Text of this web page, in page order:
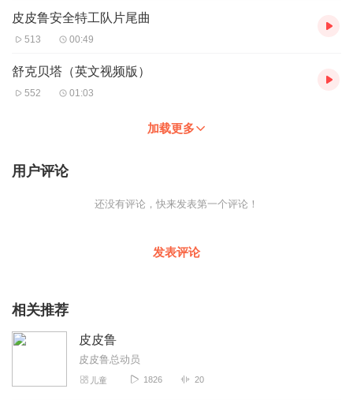
皮皮鲁安全特工队片尾曲
513 00:49
舒克贝塔（英文视频版）
552 01:03
加载更多
用户评论
还没有评论，快来发表第一个评论！
发表评论
相关推荐
皮皮鲁
皮皮鲁总动员
儿童 1826 20